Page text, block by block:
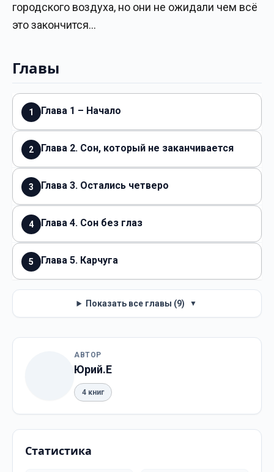
городского воздуха, но они не ожидали чем всё
это закончится…
Главы
1 Глава 1 – Начало
2 Глава 2. Сон, который не заканчивается
3 Глава 3. Остались четверо
4 Глава 4. Сон без глаз
5 Глава 5. Карчуга
Показать все главы (9) ▼
АВТОР
Юрий.Е
4 книг
Статистика